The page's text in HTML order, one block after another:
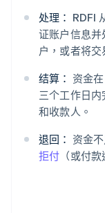
处理： RDFI
证账户信息
户，或者将交
结算： 资金
三个工作日
和收款人。
退回： 资金
拒付 （或付